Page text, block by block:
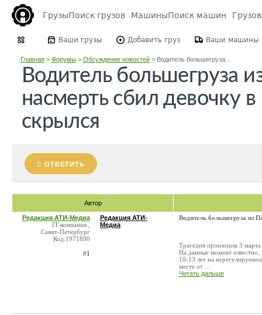
ГрузыПоиск грузов МашиныПоиск машин
Ваши грузы Добавить груз Ваши машины
Главная> Форумы> Обсуждение новостей> Водитель большегруза...
Водитель большегруза
насмерть сбил девочку
скрылся
ОТВЕТИТЬ
Автор
Редакция АТИ-Медиа
IT-компания ,
Санкт-Петербург
Код:1971890
#1
Редакция АТИ-
Медиа
Водитель большегруза из
Трагедия произошла 3
На данные момент
10-13 лет на
месте от ...
Читать дальше